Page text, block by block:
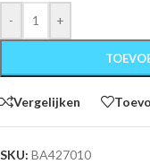
- +
Vergelijken
SKU: BA427010